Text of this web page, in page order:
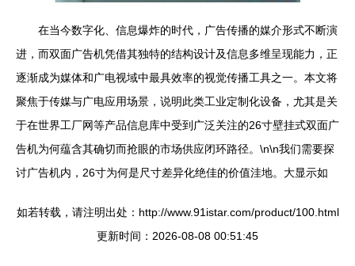
在当今数字化、信息爆炸的时代，广告传播的媒介形式不断演
进，而双面广告机凭借其独特的结构设计及信息多维呈现能力，正
逐渐成为媒体和广电视域中最具效率的视觉传播工具之一。本文将
聚焦于传媒与广电应用场景，说明此类工业定制化设备，尤其是关
于在世界工厂网等产品信息库中受到广泛关注的26寸壁挂式双面广
告机为何蕴含其确切而抢眼的市场供应闭环路径。\n\n我们需要探
讨广告机内，26寸为何是尺寸差异化绝佳的价值洼地。大显示如
如若转载，请注明出处：http://www.91istar.com/product/100.html
更新时间：2026-08-08 00:51:45